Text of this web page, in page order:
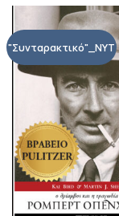
"Συνταρακτικό"_NYT